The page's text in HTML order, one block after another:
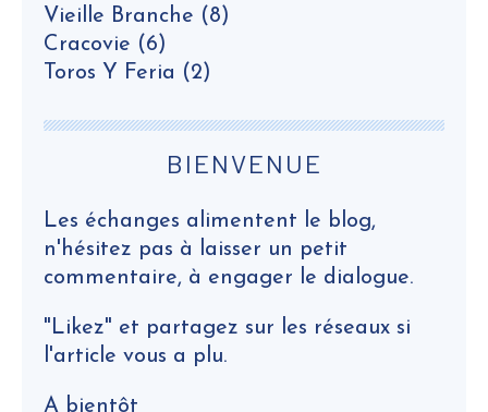
Vieille Branche (8)
Cracovie (6)
Toros Y Feria (2)
BIENVENUE
Les échanges alimentent le blog,
n'hésitez pas à laisser un petit
commentaire, à engager le dialogue.
"Likez" et partagez sur les réseaux si
l'article vous a plu.
A bientôt